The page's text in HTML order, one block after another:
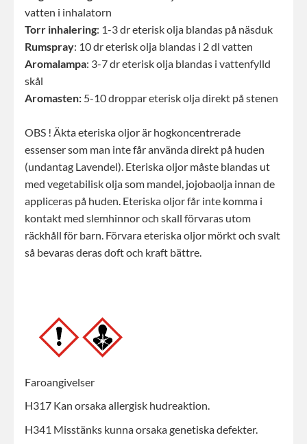
vatten i inhalatorn
Torr inhalering: 1-3 dr eterisk olja blandas på näsduk
Rumspray: 10 dr eterisk olja blandas i 2 dl vatten
Aromalampa: 3-7 dr eterisk olja blandas i vattenfylld
skål
Aromasten: 5-10 droppar eterisk olja direkt på stenen
OBS ! Äkta eteriska oljor är hogkoncentrerade
essenser som man inte får använda direkt på huden
(undantag Lavendel). Eteriska oljor måste blandas ut
med vegetabilisk olja som mandel, jojobaolja innan de
appliceras på huden. Eteriska oljor får inte komma i
kontakt med slemhinnor och skall förvaras utom
räckhåll för barn. Förvara eteriska oljor mörkt och svalt
så bevaras deras doft och kraft bättre.
Faroangivelser
H317 Kan orsaka allergisk hudreaktion.
H341 Misstänks kunna orsaka genetiska defekter.